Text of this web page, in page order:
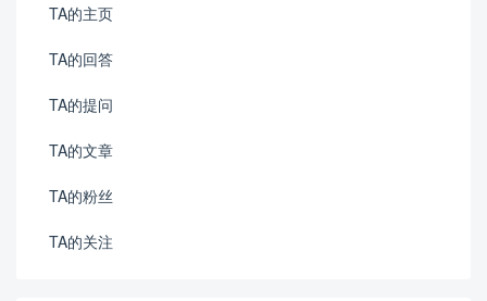
TA的主页
TA的回答
TA的提问
TA的文章
TA的粉丝
TA的关注